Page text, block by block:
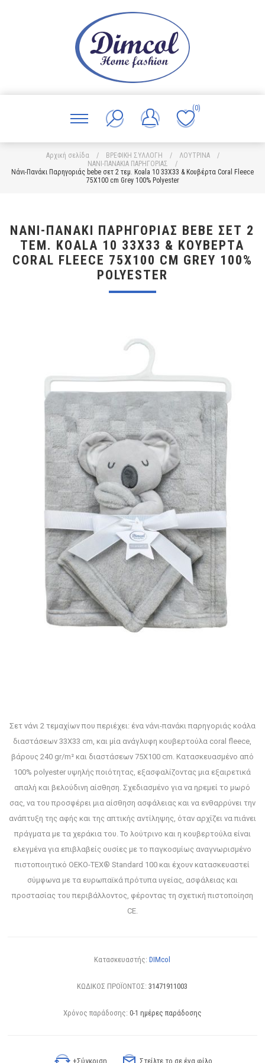
(0)
Αρχική σελίδα / ΒΡΕΦΙΚΗ ΣΥΛΛΟΓΗ / ΛΟΥΤΡΙΝΑ
/
ΝΑΝΙ-ΠΑΝΑΚΙΑ ΠΑΡΗΓΟΡΙΑΣ
/
Νάνι-Πανάκι Παρηγοριάς bebe σετ 2 τεμ. Koala 10 33X33 & Κουβέρτα Coral Fleece
75X100 cm Grey 100% Polyester
ΝΆΝΙ-ΠΑΝΆΚΙ ΠΑΡΗΓΟΡΙΆΣ BEBE ΣΕΤ 2
ΤΕΜ. KOALA 10 33X33 & ΚΟΥΒΈΡΤΑ
CORAL FLEECE 75X100 CM GREY 100%
POLYESTER
Σετ νάνι 2 τεμαχίων που περιέχει: ένα νάνι-πανάκι παρηγοριάς κοάλα
διαστάσεων 33X33 cm, και μία ανάγλυφη κουβερτούλα coral fleece,
βάρους 240 gr/m² και διαστάσεων 75X100 cm. Κατασκευασμένο από
100% polyester υψηλής ποιότητας, εξασφαλίζοντας μια εξαιρετικά
απαλή και βελούδινη αίσθηση. Σχεδιασμένο για να ηρεμεί το μωρό
σας, να του προσφέρει μια αίσθηση ασφάλειας και να ενθαρρύνει την
ανάπτυξη της αφής και της απτικής αντίληψης, όταν αρχίζει να πιάνει
πράγματα με τα χεράκια του. Το λούτρινο και η κουβερτούλα είναι
ελεγμένα για επιβλαβείς ουσίες με το παγκοσμίως αναγνωρισμένο
πιστοποιητικό OEKO-TEX® Standard 100 και έχουν κατασκευαστεί
σύμφωνα με τα ευρωπαϊκά πρότυπα υγείας, ασφάλειας και
προστασίας του περιβάλλοντος, φέροντας τη σχετική πιστοποίηση
CE.
Κατασκευαστής: DIMcol
ΚΩΔΙΚΟΣ ΠΡΟΪΟΝΤΟΣ: 31471911003
Χρόνος παράδοσης: 0-1 ημέρες παράδοσης
+Σύγκριση Στείλτε το σε ένα φίλο